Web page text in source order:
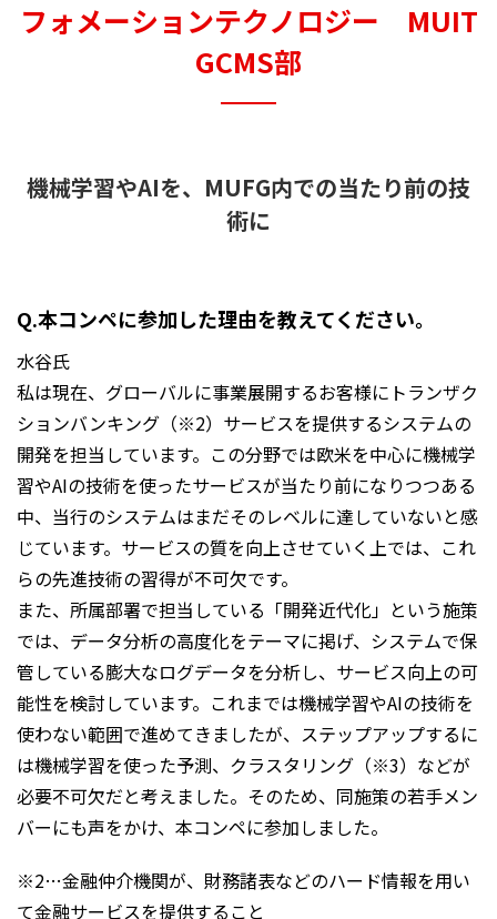
フォメーションテクノロジー MUIT
GCMS部
機械学習やAIを、MUFG内での当たり前の技
術に
Q.本コンペに参加した理由を教えてください。
水谷氏
私は現在、グローバルに事業展開するお客様にトランザク
ションバンキング（※2）サービスを提供するシステムの
開発を担当しています。この分野では欧米を中心に機械学
習やAIの技術を使ったサービスが当たり前になりつつある
中、当行のシステムはまだそのレベルに達していないと感
じています。サービスの質を向上させていく上では、これ
らの先進技術の習得が不可欠です。
また、所属部署で担当している「開発近代化」という施策
では、データ分析の高度化をテーマに掲げ、システムで保
管している膨大なログデータを分析し、サービス向上の可
能性を検討しています。これまでは機械学習やAIの技術を
使わない範囲で進めてきましたが、ステップアップするに
は機械学習を使った予測、クラスタリング（※3）などが
必要不可欠だと考えました。そのため、同施策の若手メン
バーにも声をかけ、本コンペに参加しました。
※2…金融仲介機関が、財務諸表などのハード情報を用い
て金融サービスを提供すること